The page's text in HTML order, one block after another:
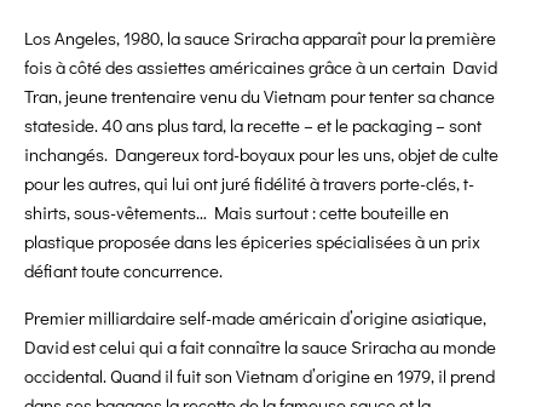
Los Angeles, 1980, la sauce Sriracha apparaît pour la première
fois à côté des assiettes américaines grâce à un certain David
Tran, jeune trentenaire venu du Vietnam pour tenter sa chance
stateside. 40 ans plus tard, la recette – et le packaging – sont
inchangés. Dangereux tord-boyaux pour les uns, objet de culte
pour les autres, qui lui ont juré fidélité à travers porte-clés, t-
shirts, sous-vêtements… Mais surtout : cette bouteille en
plastique proposée dans les épiceries spécialisées à un prix
défiant toute concurrence.
Premier milliardaire self-made américain d’origine asiatique,
David est celui qui a fait connaître la sauce Sriracha au monde
occidental. Quand il fuit son Vietnam d’origine en 1979, il prend